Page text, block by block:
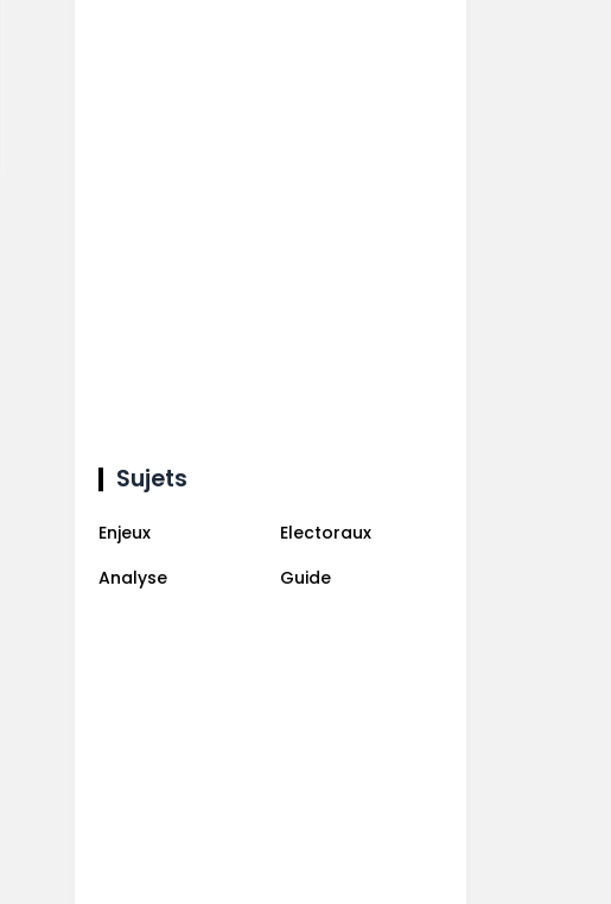
Sujets
Enjeux
Electoraux
Analyse
Guide